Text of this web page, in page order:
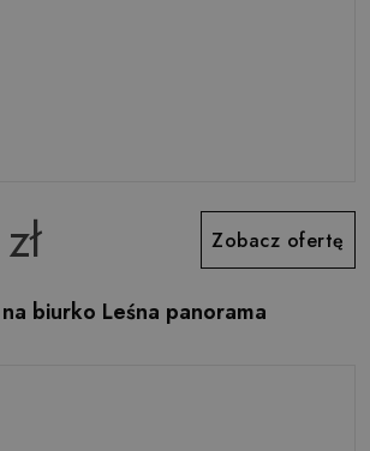
Zobacz ofertę
biurko Leśna panorama